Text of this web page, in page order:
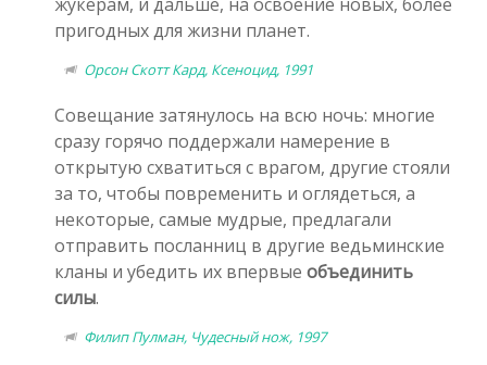
пригодных для жизни планет.
Орсон Скотт Кард, Ксеноцид, 1991
Совещание затянулось на всю ночь: многие
сразу горячо поддержали намерение в
открытую схватиться с врагом, другие стояли
за то, чтобы повременить и оглядеться, а
некоторые, самые мудрые, предлагали
отправить посланниц в другие ведьминские
кланы и убедить их впервые объединить
силы.
Филип Пулман, Чудесный нож, 1997